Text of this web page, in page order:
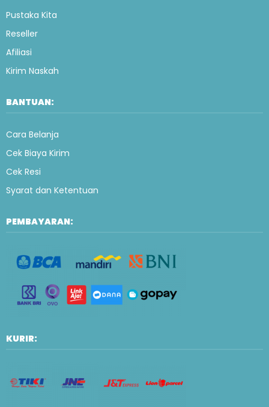
Pustaka Kita
Reseller
Afiliasi
Kirim Naskah
BANTUAN:
Cara Belanja
Cek Biaya Kirim
Cek Resi
Syarat dan Ketentuan
PEMBAYARAN:
KURIR: